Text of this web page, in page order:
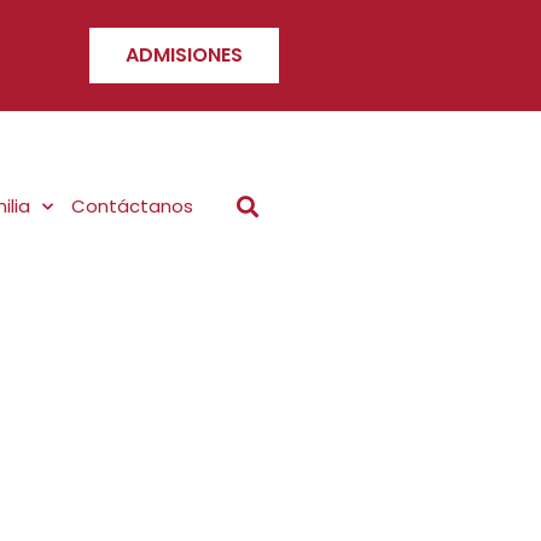
ADMISIONES
Contáctanos